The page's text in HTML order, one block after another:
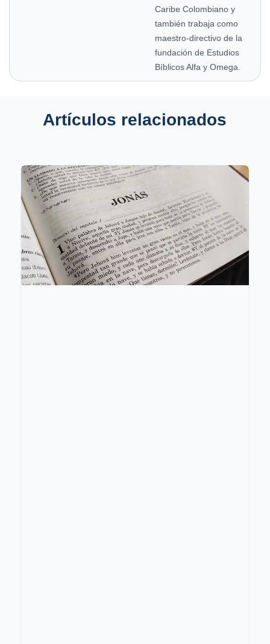
Caribe Colombiano y
también trabaja como
maestro-directivo de la
fundación de Estudios
Bíblicos Alfa y Omega.
Artículos relacionados